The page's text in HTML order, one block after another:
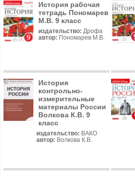
История рабочая
тетрадь Пономарев
М.В. 9 класс
издательство: Дрофа
автор: Пономарев М.В.
История
контрольно-
измерительные
материалы России
Волкова К.В. 9
класс
издательство: ВАКО
автор: Волкова К.В.